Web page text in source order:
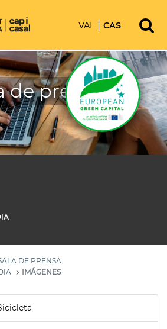
VAL CAS
de prensa
DE PRENSA
IMÁGENES